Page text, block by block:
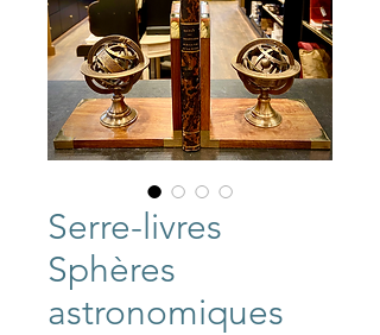
Serre-livres
Sphères
astronomiques